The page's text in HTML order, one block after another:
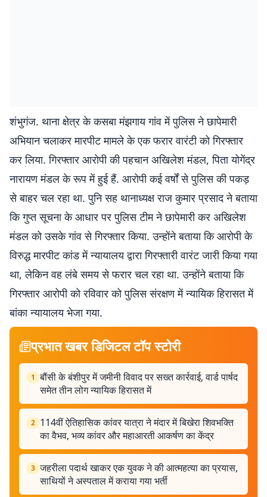
शंभुगंज. थाना क्षेत्र के कसबा मंझगाय गांव में पुलिस ने छापेमारी
अभियान चलाकर मारपीट मामले के एक फरार वारंटी को गिरफ्तार
कर लिया. गिरफ्तार आरोपी की पहचान अखिलेश मंडल, पिता योगेंद्र
नारायण मंडल के रूप में हुई हैं. आरोपी कई वर्षों से पुलिस की पकड़
से बाहर चल रहा था. पुनि सह थानाध्यक्ष राज कुमार प्रसाद ने बताया
कि गुप्त सूचना के आधार पर पुलिस टीम ने छापेमारी कर अखिलेश
मंडल को उसके गांव से गिरफ्तार किया. उन्होंने बताया कि आरोपी के
विरुद्ध मारपीट कांड में न्यायालय द्वारा गिरफ्तारी वारंट जारी किया गया
था, लेकिन वह लंबे समय से फरार चल रहा था. उन्होंने बताया कि
गिरफ्तार आरोपी को रविवार को पुलिस संरक्षण में न्यायिक हिरासत में
बांका न्यायालय भेजा गया.
प्रभात खबर डिजिटल टॉप स्टोरी
1 बौंसी के बंशीपुर में जमीनी विवाद पर सख्त कार्रवाई, वार्ड पार्षद
समेत तीन लोग न्यायिक हिरासत में
2 114वीं ऐतिहासिक कांवर यात्रा ने मंदार में बिखेरा शिवभक्ति
का वैभव, भव्य कांवर और महाआरती आकर्षण का केंद्र
3 जहरीला पदार्थ खाकर एक युवक ने की आत्महत्या का प्रयास,
साथियों ने अस्पताल में कराया गया भर्ती